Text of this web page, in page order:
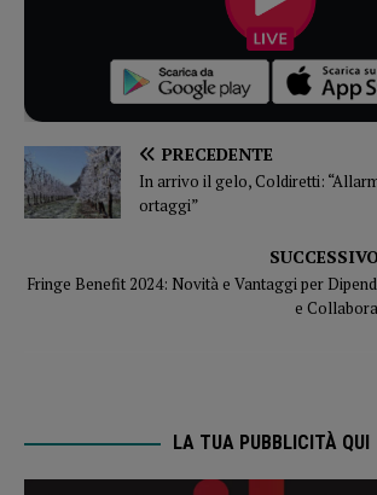
PRECEDENTE
In arrivo il gelo, Coldiretti:
ortaggi”
SUCCESSIVO
Fringe Benefit 2024: Novità e Vantaggi per
e
LA TUA PUBBLICITÀ QUI